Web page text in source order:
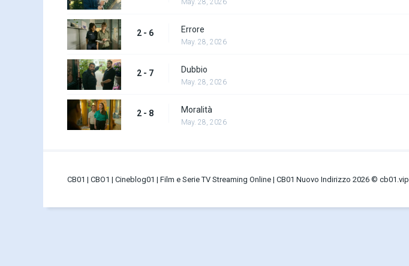
May. 28, 2026
2 - 6 Errore
May. 28, 2026
2 - 7 Dubbio
May. 28, 2026
2 - 8 Moralità
May. 28, 2026
CB01 | CBO1 | Cineblog01 | Film e Serie TV Streaming Online | CB01 Nuovo Indirizzo 2026 © cb01.vip